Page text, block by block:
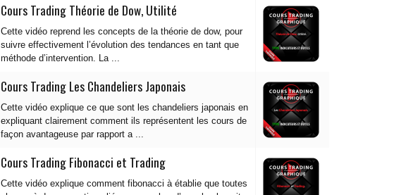
Cours Trading Théorie de Dow, Utilité
Cette vidéo reprend les concepts de la théorie de dow, pour
suivre effectivement l’évolution des tendances en tant que
méthode d’intervention. La ...
Cours Trading Les Chandeliers Japonais
Cette vidéo explique ce que sont les chandeliers japonais en
expliquant clairement comment ils représentent les cours de
façon avantageuse par rapport a ...
Cours Trading Fibonacci et Trading
Cette vidéo explique comment fibonacci à établie que toutes